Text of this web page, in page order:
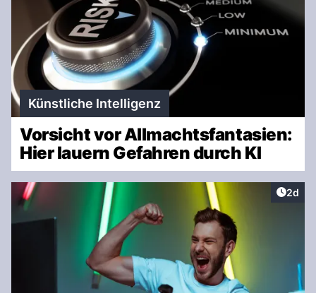
Künstliche Intelligenz
Vorsicht vor Allmachtsfantasien:
Hier lauern Gefahren durch KI
2d